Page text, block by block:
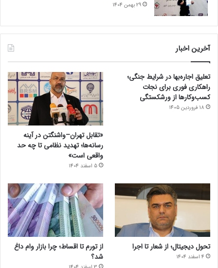
29 بهمن 1404
آخرین اخبار
تعلیق اجاره‌بها در شرایط جنگی؛
راهکاری فوری برای نجات
کسب‌وکارها از ورشکستگی
18 فروردین 1405
«تقابل تهران–واشنگتن در آینه
رسانه‌ها؛ تهدید نظامی تا چه حد
واقعی است»
5 اسفند 1404
تحول دیجیتال؛ از شعار تا اجرا
4 اسفند 1404
از تورم تا اقساط؛ چرا بازار وام داغ
شد؟